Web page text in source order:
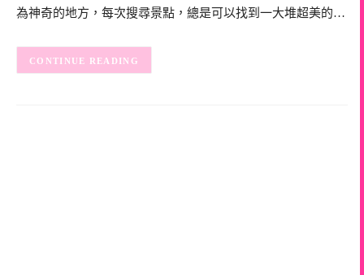
為神奇的地方，每次搜尋景點，總是可以找到一大堆超美的…
CONTINUE READING